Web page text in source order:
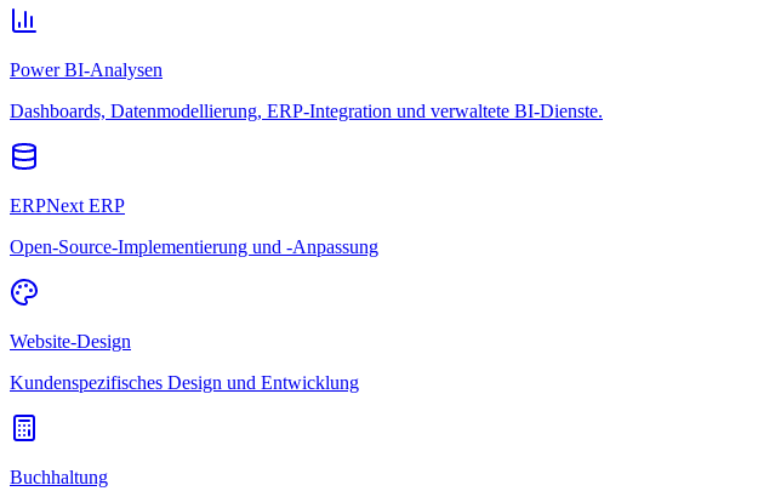
Power BI-Analysen
Dashboards, Datenmodellierung, ERP-Integration und verwaltete BI-Dienste.
ERPNext ERP
Open-Source-Implementierung und -Anpassung
Website-Design
Kundenspezifisches Design und Entwicklung
Buchhaltung